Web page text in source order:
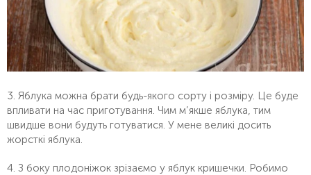
3. Яблука можна брати будь-якого сорту і розміру. Це буде
впливати на час приготування. Чим м’якше яблука, тим
швидше вони будуть готуватися. У мене великі досить
жорсткі яблука.
4. З боку плодоніжок зрізаємо у яблук кришечки. Робимо